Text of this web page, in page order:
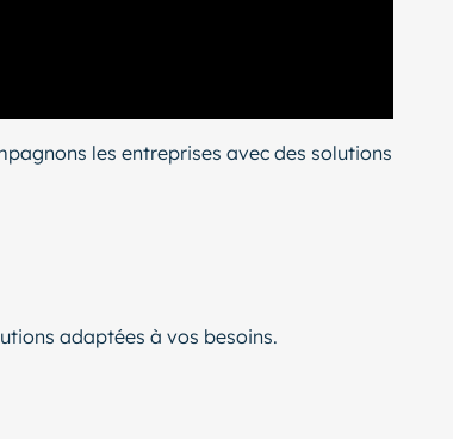
les entreprises avec des solutions
adaptées à vos besoins.